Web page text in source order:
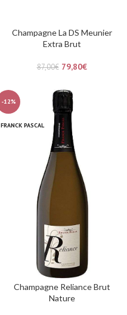
Champagne La DS Meunier
Extra Brut
87,00€ 79,80€
-12%
FRANCK PASCAL
Champagne Reliance Brut
Nature